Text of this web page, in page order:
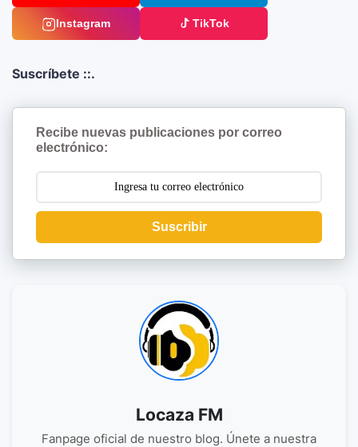
Instagram TikTok
Suscríbete ::.
Recibe nuevas publicaciones por correo
electrónico:
Suscribir
Locaza FM
Fanpage oficial de nuestro blog. Únete a nuestra